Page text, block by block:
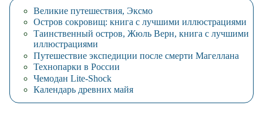
Великие путешествия, Эксмо
Остров сокровищ: книга с лучшими иллюстрациями
Таинственный остров, Жюль Верн, книга с лучшими
иллюстрациями
Путешествие экспедиции после смерти Магеллана
Технопарки в России
Чемодан Lite-Shock
Календарь древних майя